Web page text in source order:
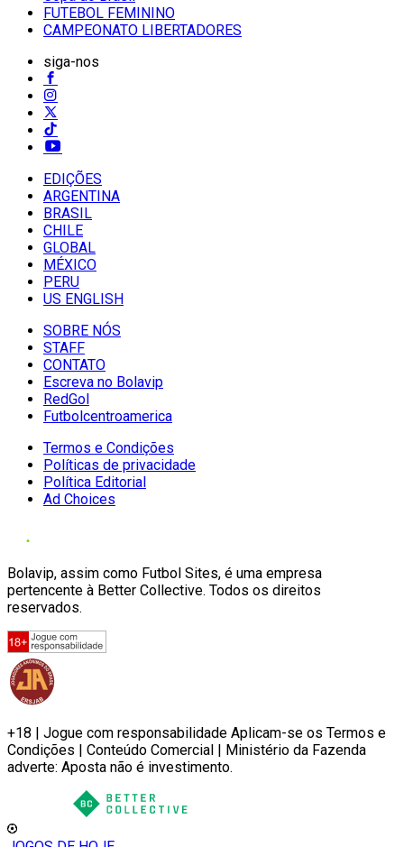
FUTEBOL FEMININO
CAMPEONATO LIBERTADORES
siga-nos
EDIÇÕES
ARGENTINA
BRASIL
CHILE
GLOBAL
MÉXICO
PERU
US ENGLISH
SOBRE NÓS
STAFF
CONTATO
Escreva no Bolavip
RedGol
Futbolcentroamerica
Termos e Condições
Políticas de privacidade
Política Editorial
Ad Choices
Bolavip, assim como Futbol Sites, é uma empresa
pertencente à Better Collective. Todos os direitos
reservados.
+18 | Jogue com responsabilidade Aplicam-se os Termos e
Condições | Conteúdo Comercial | Ministério da Fazenda
adverte: Aposta não é investimento.